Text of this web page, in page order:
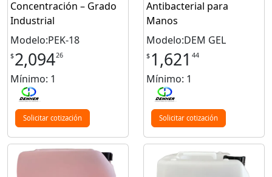
Concentración – Grado
Industrial
Modelo:PEK-18
$2,09426
Mínimo: 1
Solicitar cotización
Antibacterial para
Manos
Modelo:DEM GEL
$ 1,621 44
Mínimo: 1
Solicitar cotización